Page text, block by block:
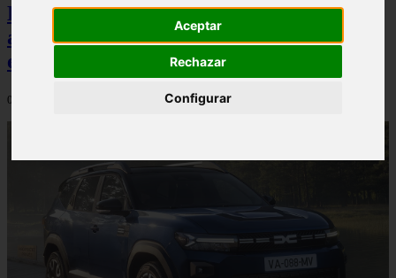
Aceptar
Rechazar
Configurar
El Dacia Sandero presenta un índice de
accidentabilidad por debajo de la media
en España, según Carfax
04/08/2026